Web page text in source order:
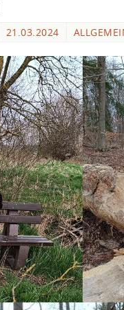
21.03.2024